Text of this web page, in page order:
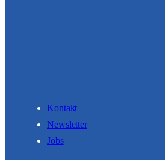
Kontakt
Newsletter
Jobs